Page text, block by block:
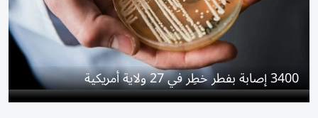
3400 إصابة بفطر خطِر في 27 ولاية أمريكية